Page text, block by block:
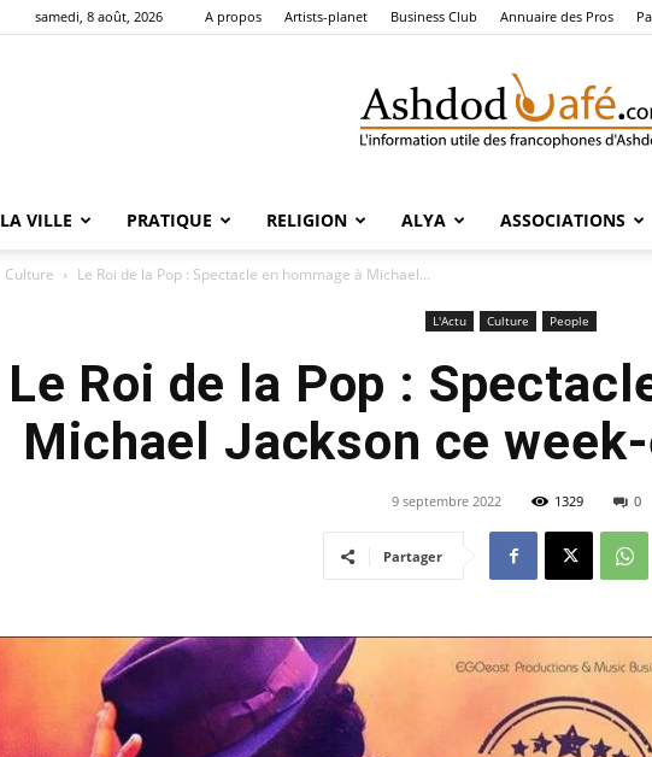
samedi, 8 août, 2026 A propos Artists-planet Business Club Annuaire des Pros
Café
LA VILLE PRATIQUE RELIGION ALYA ASSOCIATIONS
Culture Le Roi de la Pop : Spectacle en hommage à Michael...
L'Actu Culture People
Le Roi de la Pop :
Michael Jackson ce
9 septembre 2022 1329 0
Partager